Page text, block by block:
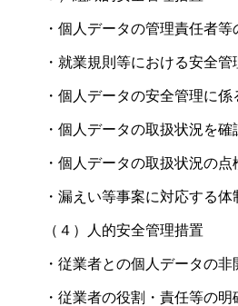
・個人データの管理責任者等
・就業規則等における安全
・個人データの安全管理に
・個人データの取扱状況を
・個人データの取扱状況の
・漏えい等事案に対応する体
（４）人的安全管理措置
・従業者との個人データの
・従業者の役割・責任等の明